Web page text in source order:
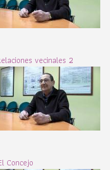
vecinales 2
Concejo